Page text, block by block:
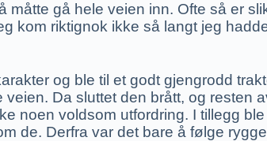
gå hele veien inn. Ofte så er
kom riktignok ikke så langt jeg
og ble til et godt gjengrodd
Da sluttet den brått, og resten
noen voldsom utfordring. I tillegg
de. Derfra var det bare å følge